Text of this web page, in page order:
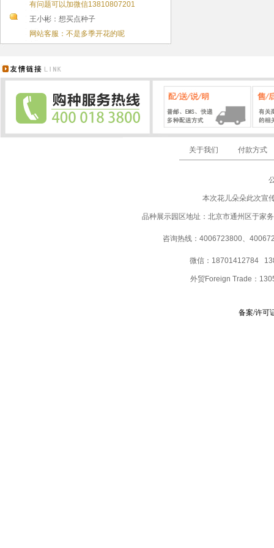
有问题可以加微信13810807201
王小彬：想买点种子
网站客服：不是多季开花的呢
关于我们 付款方式
本次花儿朵朵此次宣
品种展示园区地址：北京市通州区于家
咨询热线：4006723800、
微信：18701412784
外贸Foreign Trade：
备案/许可